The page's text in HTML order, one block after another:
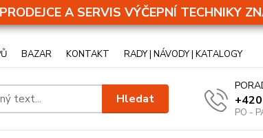
A SERVIS VÝČEPNÍ TECHNIKY
BAZAR KONTAKT RADY | NÁVODY | KATALOGY
Hledat
PO -